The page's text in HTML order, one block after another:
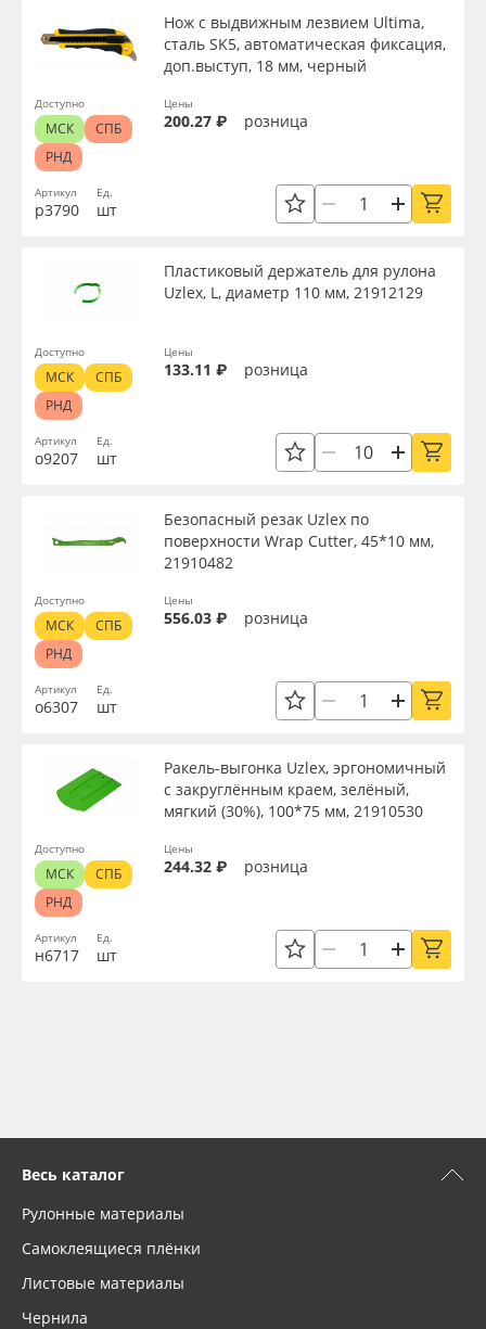
Артикул
р3790
Нож с выдвижным лезвием Ultima,
сталь SK5, автоматическая фиксация,
доп.выступ, 18 мм, черный
Ед.
шт
Цены
200.27 ₽ розница
Доступно
МСК
СПБ
РНД
Артикул
о9207
Пластиковый держатель для рулона
Uzlex, L, диаметр 110 мм, 21912129
Ед.
шт
Цены
133.11 ₽ розница
Доступно
МСК
СПБ
РНД
Артикул
о6307
Безопасный резак Uzlex по
поверхности Wrap Cutter, 45*10 мм,
21910482
Ед.
шт
Цены
556.03 ₽ розница
Доступно
МСК
СПБ
РНД
Артикул
н6717
Ракель-выгонка Uzlex, эргономичный
с закруглённым краем, зелёный,
мягкий (30%), 100*75 мм, 21910530
Ед.
шт
Цены
244.32 ₽ розница
Доступно
МСК
СПБ
РНД
Весь каталог
Рулонные материалы
Самоклеящиеся плёнки
Листовые материалы
Чернила